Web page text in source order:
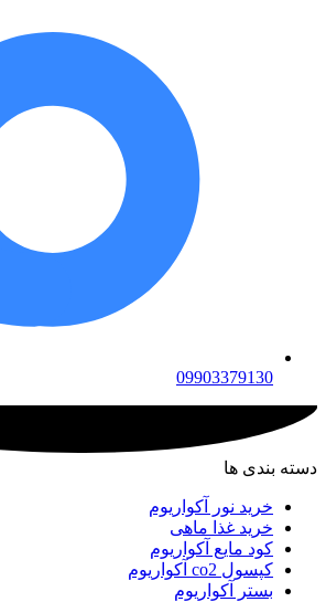
09903379130
دسته بندی ها
خرید نور آکواریوم
خرید غذا ماهی
کود مایع آکواریوم
کپسول co2 آکواریوم
بستر آکواریوم